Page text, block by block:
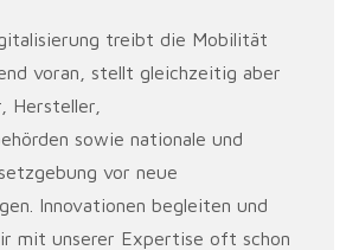
treibt die Mobilität
voran, stellt gleichzeitig aber
Hersteller,
sowie nationale und
vor neue
Innovationen begleiten und
mit unserer Expertise oft schon